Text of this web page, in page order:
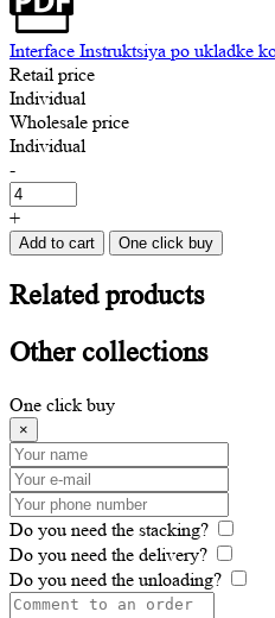
Interface Instruktsiya po ukladke
Retail price
Individual
Wholesale price
Individual
-
+
Add to cart One click buy
Relatedproducts
Othercollections
One click buy
×
Do you need the stacking?
Do you need the delivery?
Do you need the unloading?